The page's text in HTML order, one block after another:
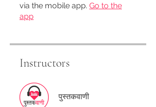
via the mobile app. Go to the
app
Instructors
पुस्तकवाणी